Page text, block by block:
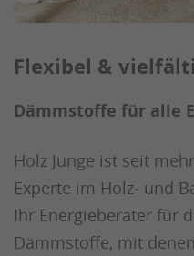
Flexibel &
Dämmstoffe für alle
Holz Junge ist seit
Experte im Holz- und
Ihr Energieberater für
Dämmstoffe, mit